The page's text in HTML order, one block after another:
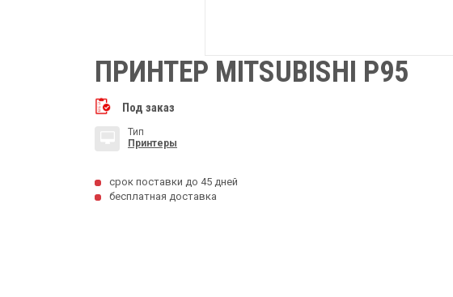
ПРИНТЕР MITSUBISHI P95
Под заказ
Тип
Принтеры
срок поставки до 45 дней
бесплатная доставка